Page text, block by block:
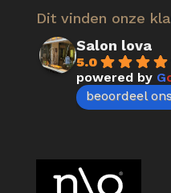
Dit vinden onze
Salon lova
5.0
powered by G
beoordeel